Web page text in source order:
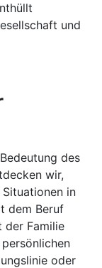
und
des
wir,
in
dem Beruf
der Familie
oder